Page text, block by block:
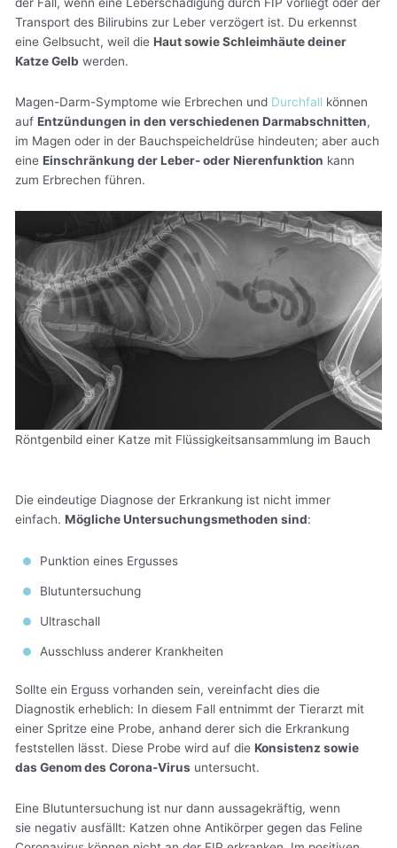
der Fall, wenn eine Leberschädigung durch FIP vorliegt oder der
Transport des Bilirubins zur Leber verzögert ist. Du erkennst
eine Gelbsucht, weil dieHaut sowie Schleimhäute deiner
Katze Gelb werden.
Magen-Darm-Symptome wie Erbrechen und Durchfall können
aufEntzündungen in den verschiedenen Darmabschnitten,
im Magen oder in der Bauchspeicheldrüse hindeuten; aber auch
eineEinschränkung der Leber- oder Nierenfunktion kann
zum Erbrechen führen.
Röntgenbild einer Katze mit Flüssigkeitsansammlung im Bauch
Die eindeutige Diagnose der Erkrankung ist nicht immer
einfach.Mögliche Untersuchungsmethoden sind:
Punktion eines Ergusses
Blutuntersuchung
Ultraschall
Ausschluss anderer Krankheiten
Sollte ein Erguss vorhanden sein, vereinfacht dies die
Diagnostik erheblich: In diesem Fall entnimmt der Tierarzt mit
einer Spritze eine Probe, anhand derer sich die Erkrankung
feststellen lässt. Diese Probe wird auf dieKonsistenz sowie
das Genom des Corona-Virus untersucht.
Eine Blutuntersuchung ist nur dann aussagekräftig, wenn
sie negativ ausfällt: Katzen ohne Antikörper gegen das Feline